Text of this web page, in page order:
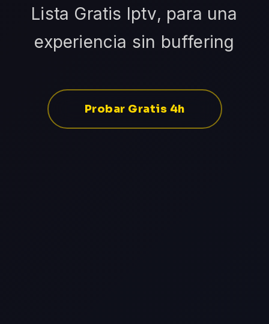
Lista Gratis Iptv, para una
experiencia sin buffering
Probar Gratis 4h